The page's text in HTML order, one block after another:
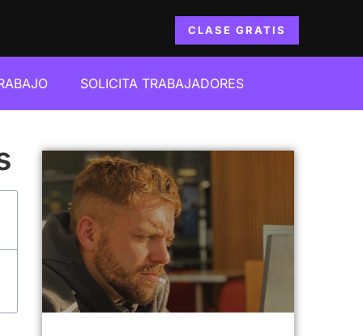
CLASE GRATIS
SOLICITA TRABAJADORES